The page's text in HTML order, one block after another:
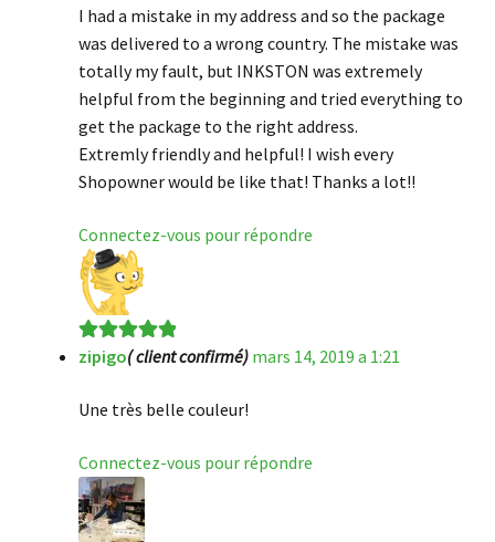
I had a mistake in my address and so the package
was delivered to a wrong country. The mistake was
totally my fault, but INKSTON was extremely
helpful from the beginning and tried everything to
get the package to the right address.
Extremly friendly and helpful! I wish every
Shopowner would be like that! Thanks a lot!!
Connectez-vous pour répondre
Note5sur 5
zipigo( client confirmé) mars 14, 2019 a 1:21
Une très belle couleur!
Connectez-vous pour répondre